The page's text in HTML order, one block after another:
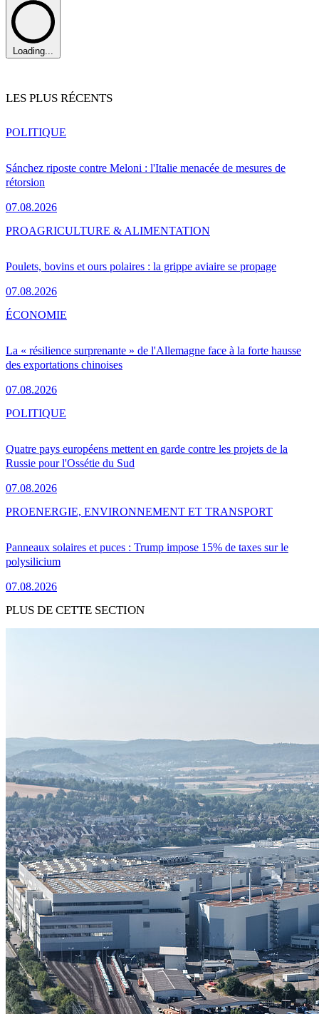
Loading...
LES PLUS RÉCENTS
Sánchez riposte contre Meloni : l'Italie menacée de mesures de
rétorsion
07.08.2026
POLITIQUE
Poulets, bovins et ours polaires : la grippe aviaire se propage
07.08.2026
PROAGRICULTURE & ALIMENTATION
La « résilience surprenante » de l'Allemagne face à la forte hausse
des exportations chinoises
07.08.2026
ÉCONOMIE
Quatre pays européens mettent en garde contre les projets de la
Russie pour l'Ossétie du Sud
07.08.2026
POLITIQUE
Panneaux solaires et puces : Trump impose 15% de taxes sur le
polysilicium
07.08.2026
PROENERGIE, ENVIRONNEMENT ET TRANSPORT
PLUS DE CETTE SECTION